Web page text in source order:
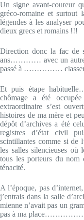
Un signe avant-coureur
gréco-romaine et surtout
légendes à les analyser
dieux grecs et romains !!!
Direction donc la fac
ans………… avec un autre
passé à …………… classer
Et puis étape
chômage a été
extraordinaire s’est
histoires de ma mère et
dépôt d’archives a été
registres d’état civil
scintillantes comme si
les salles silencieuses où
tous les porteurs du nom
ténacité.
A l’époque, pas
j’entrais dans la salle
mienne n’avait pas un
pas à ma place…………….